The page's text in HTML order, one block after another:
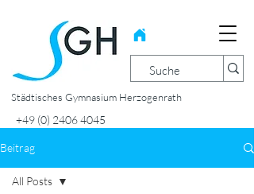
Städtisches Gymnasium Herzogenrath
+49 (0) 2406 4045
Beitrag
All Posts